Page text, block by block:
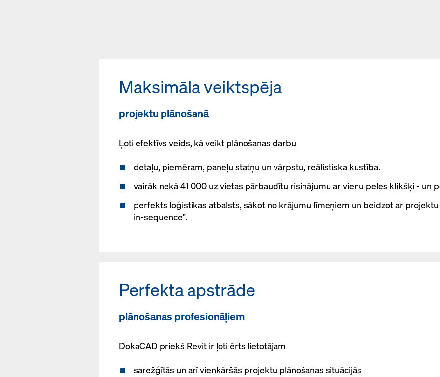
Maksimāla veiktspēja
projektu plānošanā
Ļoti efektīvs veids, kā veikt plānošanas darbu
detaļu, piemēram, paneļu statņu un vārpstu, reālistiska kustība.
vairāk nekā 41 000 uz vietas pārbaudītu risinājumu ar vienu peles klikšķi - un
perfekts loģistikas atbalsts, sākot no krājumu līmeņiem un beidzot ar
in-sequence".
Perfekta apstrāde
plānošanas profesionāļiem
DokaCAD priekš Revit ir ļoti ērts lietotājam
sarežģītās un arī vienkāršās projektu plānošanas situācijās